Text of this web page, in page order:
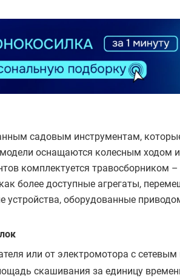
садовым инструментам,
оснащаются колесным ходом
комплектуется травосборником
более доступные агрегаты,
устройства, оборудованные
или от электромотора с
скашивания за единицу